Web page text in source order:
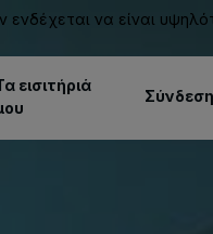
να είναι
εισιτήριά
Σύνδεση